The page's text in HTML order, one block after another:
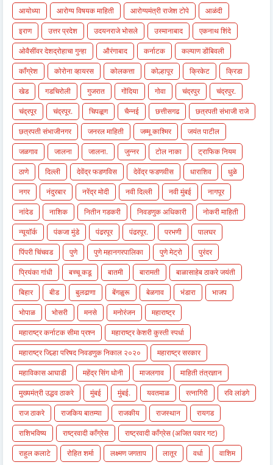
आयोध्या
आरोग्य विषयक माहिती आरोग्यमंत्री राजेश टोपे
आळंदी
इराण
उत्तर प्रदेश उदयनराजे भोसले उस्मानाबाद
एकनाथ शिंदे
ओवैसींवर देशद्रोहाचा गुन्हा
औरंगाबाद कर्नाटक
कल्याण डोंबिवली
काँग्रेश
कोरोना व्हायरस कोलकत्ता कोल्हापूर क्रिकेट
क्रिडा
खेड
गडचिरोली गुजरात गोंदिया गोवा चंद्रपुर
चंद्रपुर.
चंद्रपूर
चंद्रपूर. चिपळूण चैन्नई छत्तीसगढ
छत्रपती संभाजी राजे
छत्रपती संभाजीनगर
जनरल माहिती जम्मू काश्मिर
जयंत पाटील
जळगाव
जालना जालना. जुन्नर टोल नाका
ट्राफिक नियम
ठाणे
दिल्ली देवेंद्र फडणविस देवेंद्र फडणवीस धाराशिव
धुळे
नगर
नंदुरबार नरेंद्र मोदी नवी दिल्ली नवी मुंबई
नागपूर
नांदेड
नाशिक नितीन गडकरी निवडणुक अधिकारी
नोकरी माहिती
न्यूयॉर्क
पंकजा मुंडे पंढरपूर पंढरपूर. परभणी
पालघर
पिंपरी चिंचवड
पुणे पुणे महानगरपालिका पुणे मेट्रो
पुरंदर
प्रियंका गांधी
बच्चू कडू बातमी बारामती
बाळासाहेब ठाकरे जयंती
बिहार
बीड बुलढाणा बेंगळुरू बेळगाव भंडारा
भाजप
भोपाळ
भोसरी मनसे मनोरंजन
महाराष्ट्र
महाराष्ट्र कर्नाटक सीमा प्रश्न
महाराष्ट्र केशरी कुस्ती स्पर्धा
महाराष्ट्र जिल्हा परिषद निवडणुक निकाल २०२०
महाराष्ट्र सरकार
महाविकास आघाडी
महेंद्र सिंग धोनी माजलगाव
माहिती तंत्रज्ञान
मुख्यमंत्री उद्धव ठाकरे
मुंबई मुंबई. यवतमाळ रत्नागिरी
रवि लांडगे
राज ठाकरे
राजकिय बातम्या राजकीय राजस्थान
रायगड
राशिभविष्य
राष्ट्रवादी काँग्रेस
राष्ट्रवादी काँग्रेस (अजित पवार गट)
राहुल कलाटे
रोहित शर्मा लक्ष्मण जगताप लातूर वर्धा वाशिम